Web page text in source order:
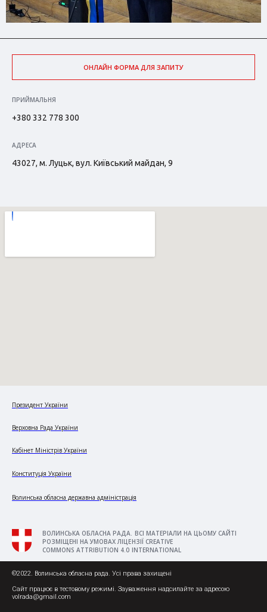
ОНЛАЙН ФОРМА ДЛЯ ЗАПИТУ
ПРИЙМАЛЬНЯ
+380 332 778 300
АДРЕСА
43027, м. Луцьк, вул. Київський майдан, 9
Президент України
Верховна Рада України
Кабінет Міністрів України
Конституція України
Волинська обласна державна адміністрація
ВОЛИНСЬКА ОБЛАСНА РАДА. ВСІ МАТЕРІАЛИ НА ЦЬОМУ САЙТІ
РОЗМІЩЕНІ НА УМОВАХ ЛІЦЕНЗІЇ CREATIVE
COMMONS ATTRIBUTION 4.0 INTERNATIONAL
©2022. Волинська обласна рада. Усі права захищені
Сайт працює в тестовому режимі. Зауваження надсилайте за адресою
volrada@gmail.com